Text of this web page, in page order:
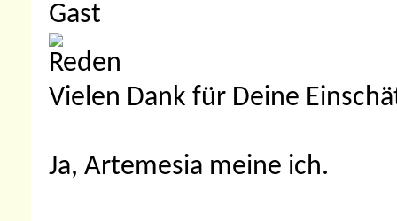
Gast
Vielen Dank für Deine
Ja, Artemesia meine ich.